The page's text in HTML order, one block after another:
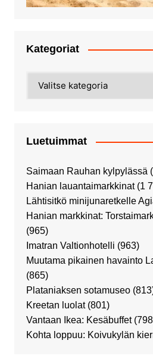
Kategoriat
Luetuimmat
Saimaan Rauhan kylpylässä
Hanian lauantaimarkkinat (1
Lähtisitkö minijunaretkelle
Hanian markkinat:
(965)
Imatran Valtionhotelli (963)
Muutama pikainen havainto
(865)
Plataniaksen sotamuseo
Kreetan luolat (801)
Vantaan Ikea: Kesäbuffet
Kohta loppuu: Koivukylän